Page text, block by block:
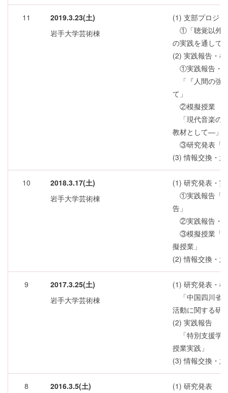
11
2019.3.23(土)
岩手大学芸術棟
(1) 支部プロジ
①「聴覚以外
の実践を通して
(2) 実践報告・
①実践報告・
「『人間の強
て」
②模擬授業
「現代音楽の
教材として―」
③研究発表「
(3) 情報交換・
10
2018.3.17(土)
岩手大学芸術棟
(1) 研究発表・
①実践報告「
告」
②実践報告・
③模擬授業「
擬授業」
(2) 情報交換・
9
2017.3.25(土)
岩手大学芸術棟
(1) 研究発表・
「中国四川省
活動に関する研
(2) 実践報告
「特別支援学
授業実践」
(3) 情報交換・
8
2016.3.5(土)
(1) 研究発表